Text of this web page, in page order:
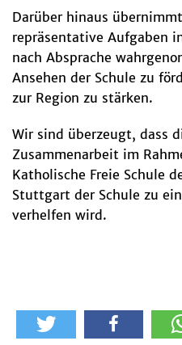
Darüber hinaus
repräsentative Aufgaben
nach Absprache
Ansehen der Schule zu
zur Region zu stärken.
Wir sind überzeugt, dass
Zusammenarbeit im
Katholische Freie Schule
Stuttgart der Schule zu
verhelfen wird.